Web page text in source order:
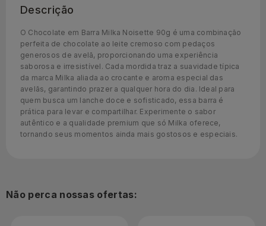
Descrição
O Chocolate em Barra Milka Noisette 90g é uma combinação
perfeita de chocolate ao leite cremoso com pedaços
generosos de avelã, proporcionando uma experiência
saborosa e irresistível. Cada mordida traz a suavidade típica
da marca Milka aliada ao crocante e aroma especial das
avelãs, garantindo prazer a qualquer hora do dia. Ideal para
quem busca um lanche doce e sofisticado, essa barra é
prática para levar e compartilhar. Experimente o sabor
autêntico e a qualidade premium que só Milka oferece,
tornando seus momentos ainda mais gostosos e especiais.
Não perca nossas ofertas: